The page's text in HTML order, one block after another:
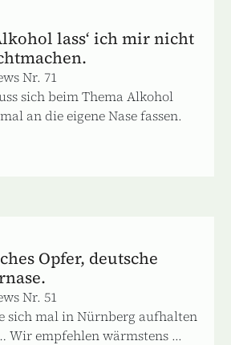
lass‘ ich mir nicht
Nr. 71
sich beim Thema Alkohol
an die eigene Nase fassen.
Opfer, deutsche
Nr. 51
sich mal in Nürnberg aufhalten
Wir empfehlen wärmstens ...